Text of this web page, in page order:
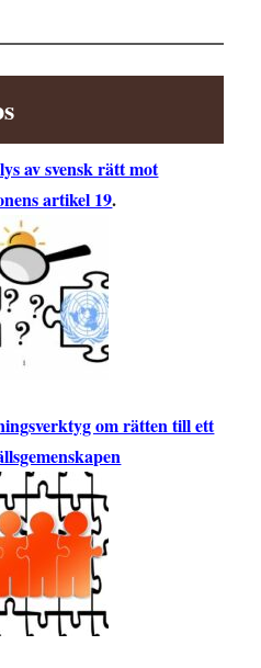
av svensk rätt mot
artikel 19.
om rätten till ett